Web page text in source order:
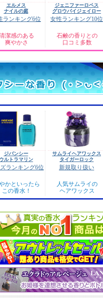
エルメス
ナイルの庭
ランキング6位
潔感のある
爽やかさ
ジェニファーロペス
グロウバイジェイロー
女性ランキング10位
石鹸の香りとの
口コミ多数
ジバンシー
ウルトラマリン
ランキング6位
かといったら
この香水！
サムライヘアワックス
タイガーロック
新規取り扱い
人気サムライの
ヘアワックス